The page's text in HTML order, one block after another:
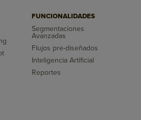
FUNCIONALIDADES
Segmentaciones
Avanzadas
Flujos pre-diseñados
Inteligencia Artificial
Reportes